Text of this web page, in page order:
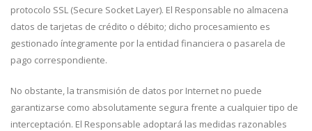
protocolo SSL (Secure Socket Layer). El Responsable no almacena
datos de tarjetas de crédito o débito; dicho procesamiento es
gestionado íntegramente por la entidad financiera o pasarela de
pago correspondiente.
No obstante, la transmisión de datos por Internet no puede
garantizarse como absolutamente segura frente a cualquier tipo de
interceptación. El Responsable adoptará las medidas razonables